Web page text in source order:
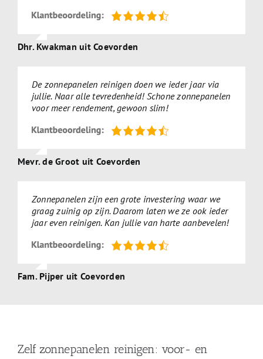
Dhr. Kwakman uit Coevorden
De zonnepanelen reinigen doen we ieder jaar via
jullie. Naar alle tevredenheid! Schone zonnepanelen
voor meer rendement, gewoon slim!
Mevr. de Groot uit Coevorden
Zonnepanelen zijn een grote investering waar we
graag zuinig op zijn. Daarom laten we ze ook ieder
jaar even reinigen. Kan jullie van harte aanbevelen!
Fam. Pijper uit Coevorden
Zelf zonnepanelen reinigen: voor- en